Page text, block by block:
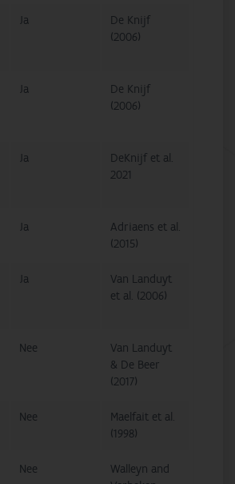
Ja
De Knijf
(2006)
Ja
De Knijf
(2006)
Ja
DeKnijf et al.
2021
Ja
Adriaens et al.
(2015)
Ja
Van Landuyt
et al. (2006)
Nee
Van Landuyt
& De Beer
(2017)
Nee
Maelfait et al.
(1998)
Nee
Walleyn and